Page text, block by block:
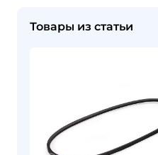
Товары из статьи